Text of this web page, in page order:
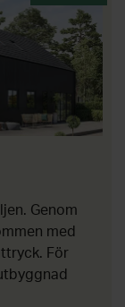
Genom
med
För